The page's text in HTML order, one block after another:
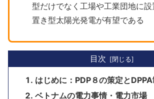
型だけでなく工場や工業団地に
置き型太陽光発電が有望である
目次
はじめに：PDP８の策定と
ベトナムの電力事情・電力市場